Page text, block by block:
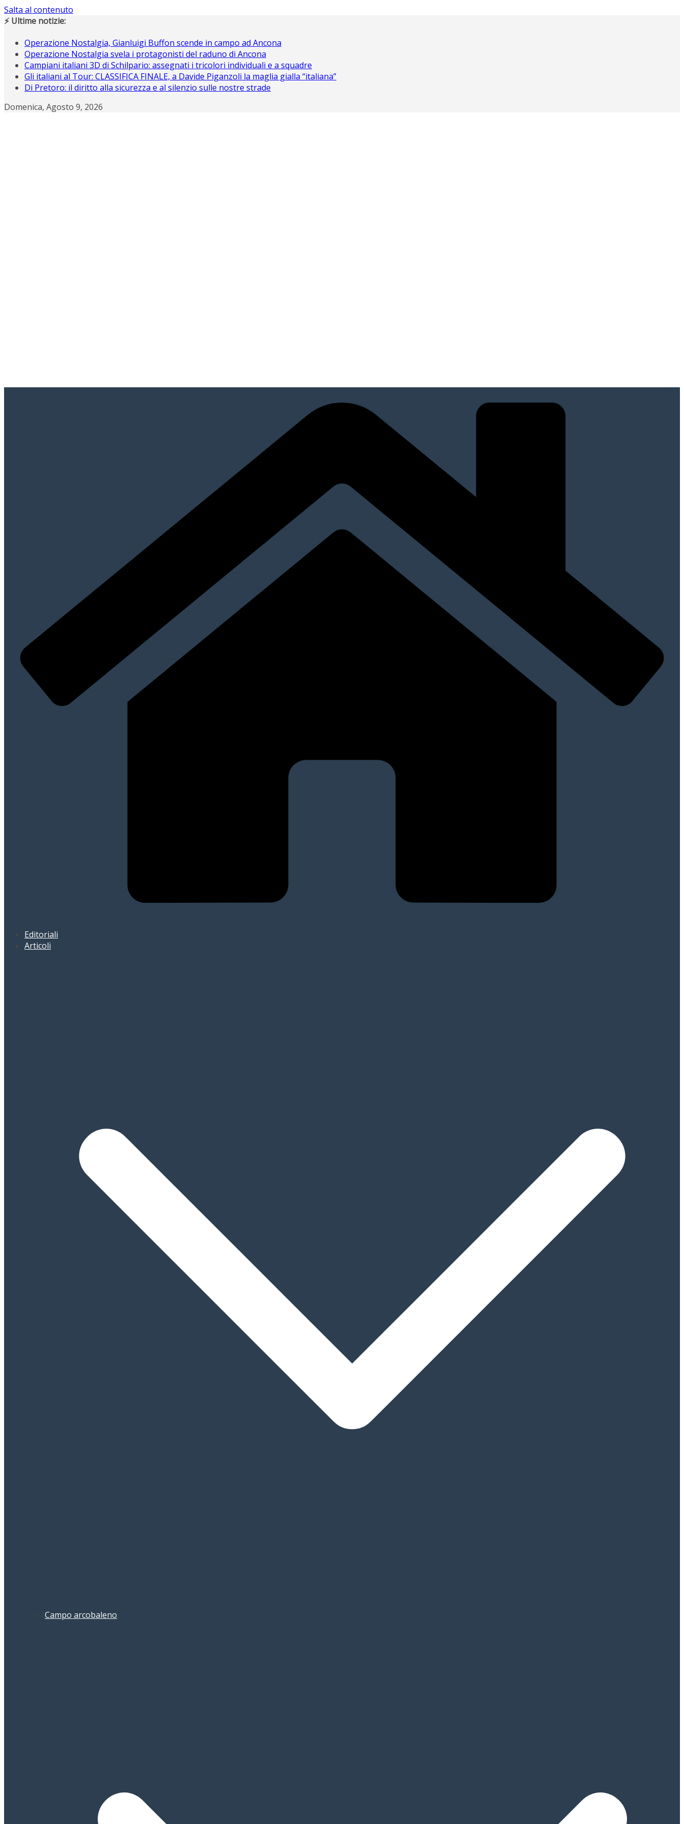
Salta al contenuto
⚡ Ultime notizie:
Operazione Nostalgia, Gianluigi Buffon scende in campo ad Ancona
Operazione Nostalgia svela i protagonisti del raduno di Ancona
Campiani italiani 3D di Schilpario: assegnati i tricolori individuali e a squadre
Gli italiani al Tour: CLASSIFICA FINALE, a Davide Piganzoli la maglia gialla “italiana”
Di Pretoro: il diritto alla sicurezza e al silenzio sulle nostre strade
Domenica, Agosto 9, 2026
Editoriali
Articoli
Campo arcobaleno